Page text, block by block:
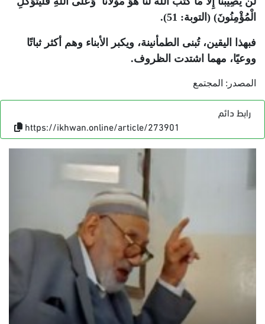
الْمُؤْمِنُونَ) (التوبة: 51).
فبهذا اليقين، تُبنى الطمأنينة، ويكبر الأبناء وهم أكثر ثباتًا
ووعيًا، مهما اشتدت الظروف.
المصدر: المجتمع
رابط دائم
https://ikhwan.online/article/273901